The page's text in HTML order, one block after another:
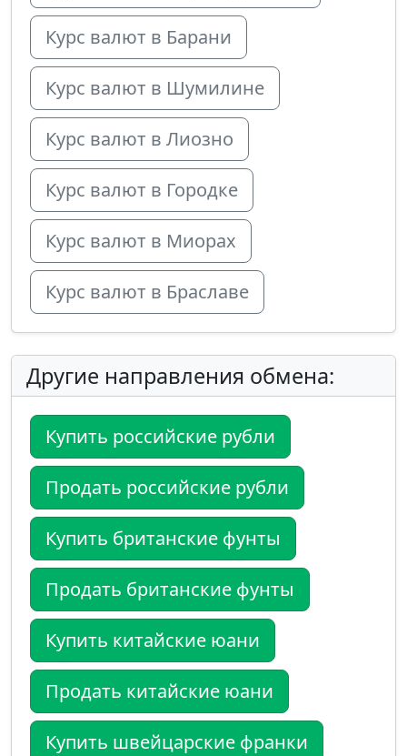
Курс валют в Барани
Курс валют в Шумилине
Курс валют в Лиозно
Курс валют в Городке
Курс валют в Миорах
Курс валют в Браславе
Другие направления обмена:
Купить российские рубли
Продать российские рубли
Купить британские фунты
Продать британские фунты
Купить китайские юани
Продать китайские юани
Купить швейцарские франки